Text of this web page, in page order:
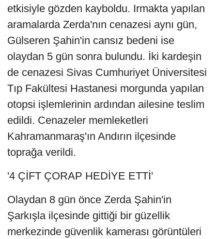
etkisiyle gözden kayboldu. Irmakta yapılan
aramalarda Zerda'nın cenazesi aynı gün,
Gülseren Şahin'in cansız bedeni ise
olaydan 5 gün sonra bulundu. İki kardeşin
de cenazesi Sivas Cumhuriyet Üniversitesi
Tıp Fakültesi Hastanesi morgunda yapılan
otopsi işlemlerinin ardından ailesine teslim
edildi. Cenazeler memleketleri
Kahramanmaraş'ın Andırın ilçesinde
toprağa verildi.
'4 ÇİFT ÇORAP HEDİYE ETTİ'
Olaydan 8 gün önce Zerda Şahin'in
Şarkışla ilçesinde gittiği bir güzellik
merkezinde güvenlik kamerası görüntüleri